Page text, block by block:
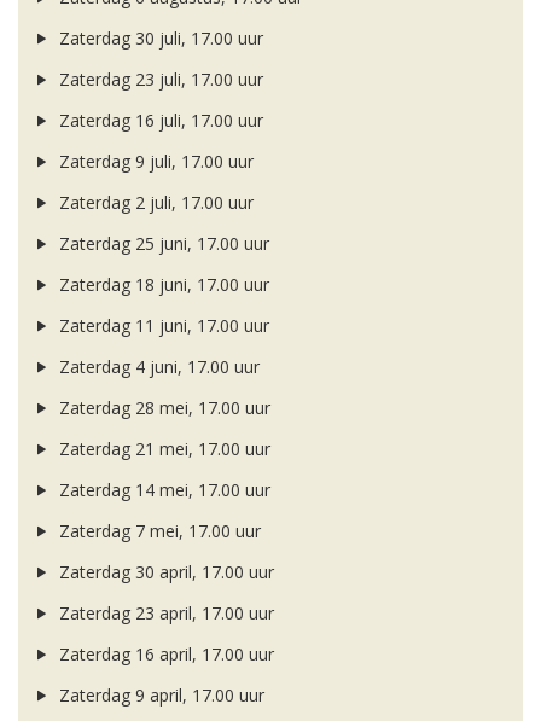
Zaterdag 30 juli, 17.00 uur
Zaterdag 23 juli, 17.00 uur
Zaterdag 16 juli, 17.00 uur
Zaterdag 9 juli, 17.00 uur
Zaterdag 2 juli, 17.00 uur
Zaterdag 25 juni, 17.00 uur
Zaterdag 18 juni, 17.00 uur
Zaterdag 11 juni, 17.00 uur
Zaterdag 4 juni, 17.00 uur
Zaterdag 28 mei, 17.00 uur
Zaterdag 21 mei, 17.00 uur
Zaterdag 14 mei, 17.00 uur
Zaterdag 7 mei, 17.00 uur
Zaterdag 30 april, 17.00 uur
Zaterdag 23 april, 17.00 uur
Zaterdag 16 april, 17.00 uur
Zaterdag 9 april, 17.00 uur